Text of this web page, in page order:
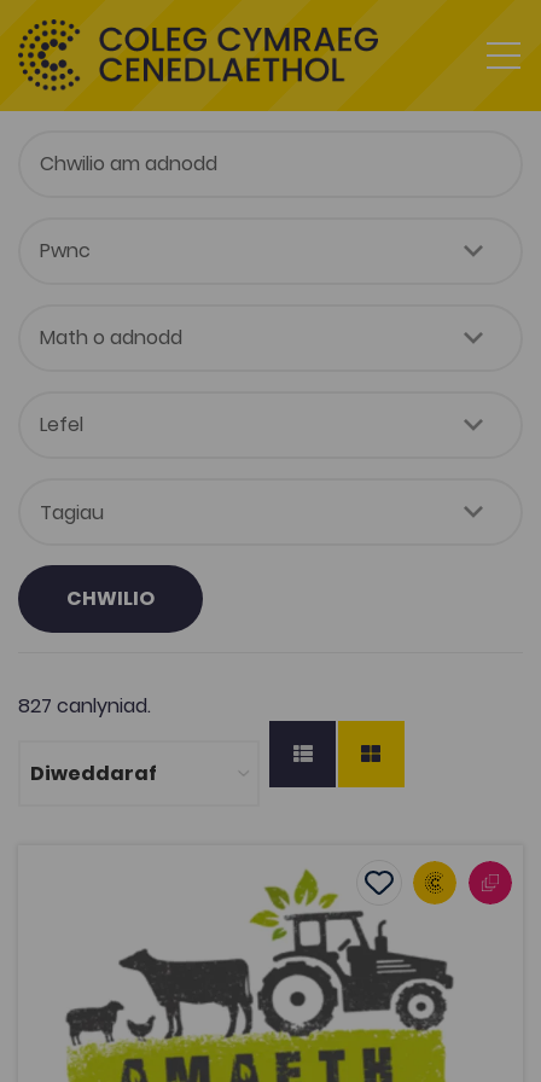
CHWILIO
827 canlyniad.
Add to favourites
Add to favourites
Adnodd Coleg Cymraeg
Profiad Gwaith yn y Diwydiant Amaeth Adnodd i